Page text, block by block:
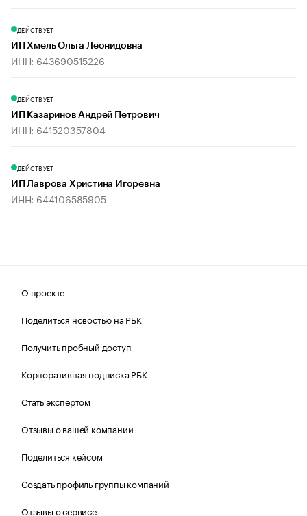
ДЕЙСТВУЕТ
ИП Хмель Ольга Леонидовна
ИНН: 643690515226
ДЕЙСТВУЕТ
ИП Казаринов Андрей Петрович
ИНН: 641520357804
ДЕЙСТВУЕТ
ИП Лаврова Христина Игоревна
ИНН: 644106585905
О проекте
Поделиться новостью на РБК
Получить пробный доступ
Корпоративная подписка РБК
Стать экспертом
Отзывы о вашей компании
Поделиться кейсом
Создать профиль группы компаний
Отзывы о сервисе